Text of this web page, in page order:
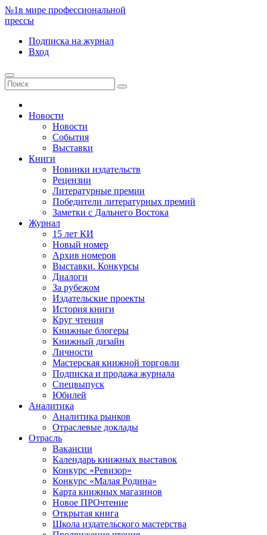
№1в мире профессиональной
прессы
Подписка на журнал
Вход
Новости
Новости
События
Выставки
Книги
Новинки издательств
Рецензии
Литературные премии
Победители литературных премий
Заметки с Дальнего Востока
Журнал
15 лет КИ
Новый номер
Архив номеров
Выставки. Конкурсы
Диалоги
За рубежом
Издательские проекты
История книги
Круг чтения
Книжные блогеры
Книжный дизайн
Личности
Мастерская книжной торговли
Подписка и продажа журнала
Спецвыпуск
Юбилей
Аналитика
Аналитика рынков
Отраслевые доклады
Отрасль
Вакансии
Календарь книжных выставок
Конкурс «Ревизор»
Конкурс «Малая Родина»
Карта книжных магазинов
Новое ПРОчтение
Открытая книга
Школа издательского мастерства